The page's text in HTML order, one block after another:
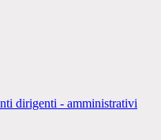
dirigenti - amministrativi